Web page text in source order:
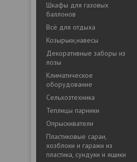
Шкафы для газовых
баллонов
Всё для отдыха
Козырьки,навесы
Декоративные заборы из
лозы
Климатическое
оборудование
Сельхозтехника
Теплицы парники
Опрыскиватели
Пластиковые сараи,
хозблоки и гаражи из
пластика, сундуки и ящики